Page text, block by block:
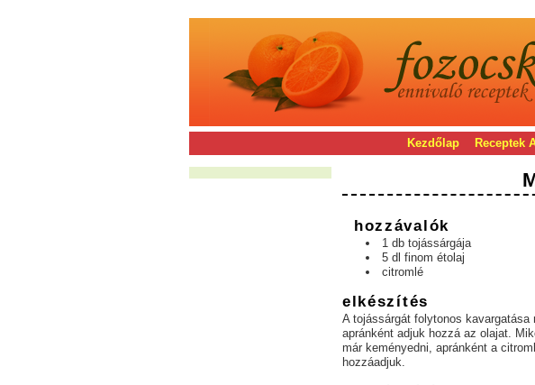
Kezdőlap Receptek
hozzávalók
1 db tojássárgája
5 dl finom étolaj
citromlé
elkészítés
A tojássárgát folytonos kavargatása
apránként adjuk hozzá az olajat.
már keményedni, apránként a
hozzáadjuk.